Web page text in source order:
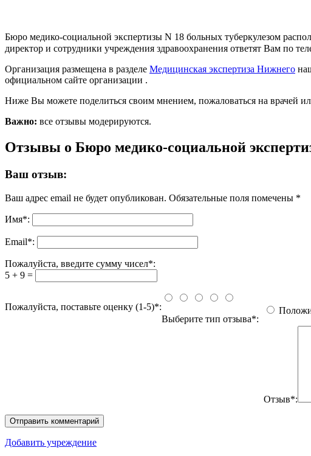
Бюро медико-социальной экспертизы N 18 больных туберкулезом
директор и сотрудники учреждения здравоохранения ответят Вам по
Организация размещена в разделе Медицинская экспертиза Нижнего
официальном сайте организации .
Ниже Вы можете поделиться своим мнением, пожаловаться на врачей
Важно: все отзывы модерируются.
Отзывы о Бюро медико-социальной
Ваш отзыв:
Ваш адрес email не будет опубликован. Обязательные поля помечены *
Имя*:
Email*:
Пожалуйста, введите сумму чисел*:
5 + 9 =
Пожалуйста, поставьте оценку (1-5)*:
Выберите тип отзыва*:
Отзыв*:
Добавить учреждение